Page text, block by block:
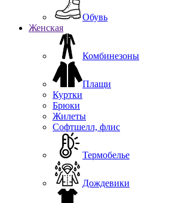
Обувь
Женская
Комбинезоны
Плащи
Куртки
Брюки
Жилеты
Софтшелл, флис
Термобелье
Дождевики